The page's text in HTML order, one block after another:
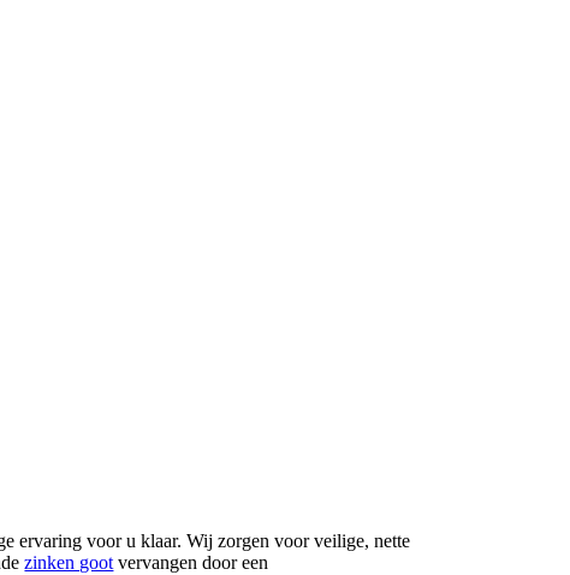
ervaring voor u klaar. Wij zorgen voor veilige, nette
zinken goot vervangen door een